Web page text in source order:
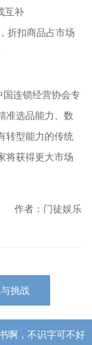
互补
折扣商品占市场
连锁经营协会专
准选品能力、数
转型能力的传统
将获得更大市场
作者：门徒娱乐
挑战
啊，不识字可不好